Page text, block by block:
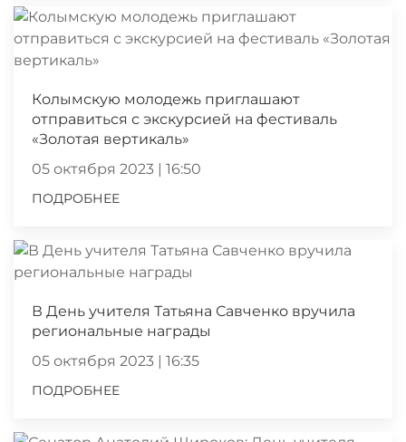
Колымскую молодежь приглашают
отправиться с экскурсией на фестиваль
«Золотая вертикаль»
05 октября 2023 | 16:50
ПОДРОБНЕЕ
В День учителя Татьяна Савченко вручила
региональные награды
05 октября 2023 | 16:35
ПОДРОБНЕЕ